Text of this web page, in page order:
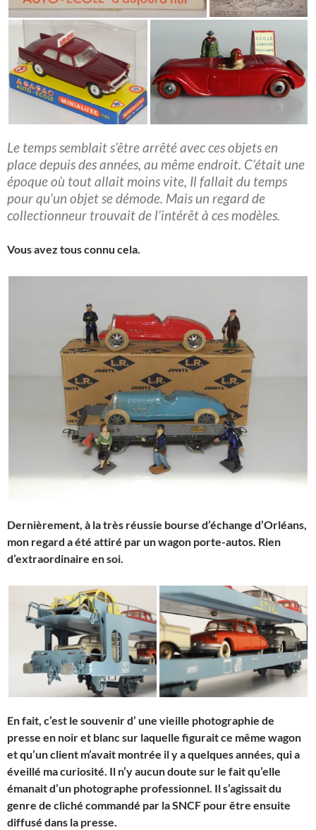
Le temps semblait s’être arrêté avec ces objets en
place depuis des années, au même endroit. C’était une
époque où tout allait moins vite, Il fallait du temps
pour qu’un objet se démode. Mais un regard de
collectionneur trouvait de l’intérêt à ces modèles.
Vous avez tous connu cela.
Dernièrement, à la très réussie bourse d’échange d’Orléans,
mon regard a été attiré par un wagon porte-autos. Rien
d’extraordinaire en soi.
En fait, c’est le souvenir d’ une vieille photographie de
presse en noir et blanc sur laquelle figurait ce même wagon
et qu’un client m’avait montrée il y a quelques années, qui a
éveillé ma curiosité. Il n’y aucun doute sur le fait qu’elle
émanait d’un photographe professionnel. Il s’agissait du
genre de cliché commandé par la SNCF pour être ensuite
diffusé dans la presse.